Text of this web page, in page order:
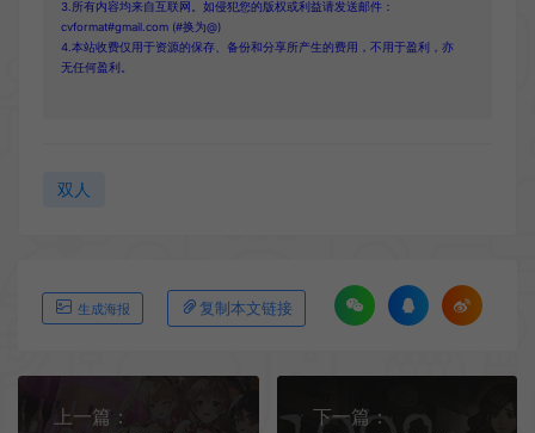
3.所有内容均来自互联网。如侵犯您的版权或利益请发送邮件：
cvformat#gmail.com (#换为@)
4.本站收费仅用于资源的保存、备份和分享所产生的费用，不用于盈利，亦
无任何盈利。
双人
生成海报 复制本文链接
上一篇：
下一篇：